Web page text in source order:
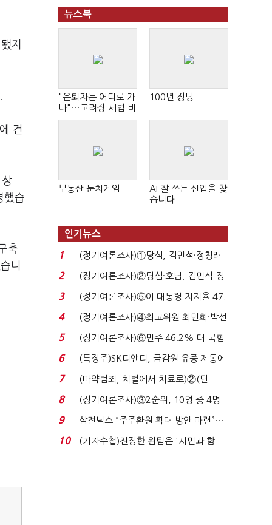
지
건
했습
축
니
뉴스북
"은퇴자는 어디로 가
나"…고려장 세법 비
판 확산
100년 정당
부동산 눈치게임
AI 잘 쓰는 신입을 찾
습니다
인기뉴스
1
(정기여론조사)①당심, 김민석·정청래
'초접전'…대통령 ...
2
(정기여론조사)②당심·호남, 김민석-정
청래 '초접전'...
3
(정기여론조사)⑤이 대통령 지지율 47.
7%…일주일 만에 ...
4
(정기여론조사)④최고위원 최민희·박선
원 '양강'…서미...
5
(정기여론조사)⑥민주 46.2% 대 국힘
31.0%…오차범위 밖 ...
6
(특징주)SK디앤디, 금감원 유증 제동에
장 초반 상한가...
7
(마약범죄, 처벌에서 치료로)②(단
독)"마약은 전염병…여성...
8
(정기여론조사)③2순위, 10명 중 4명
'송영길'…정청래 '한 ...
9
삼전닉스 “주주환원 확대 방안 마련”…
로이터에 성명...
10
(기자수첩)진정한 원팀은 '시민과 함